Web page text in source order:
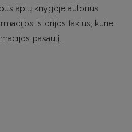
knygoje autorius
istorijos faktus, kurie
pasaulį.